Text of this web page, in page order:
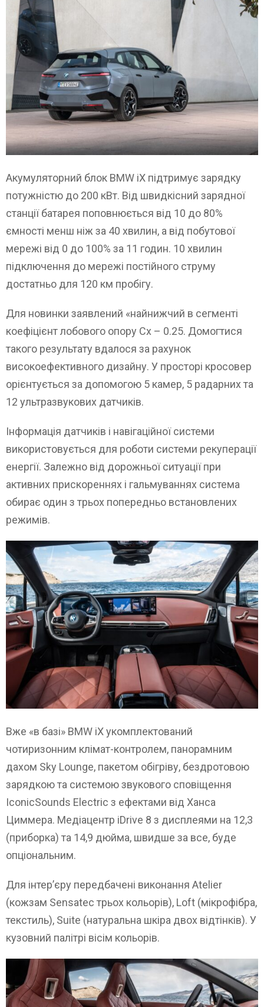
Акумуляторний блок BMW iX підтримує зарядку
потужністю до 200 кВт. Від швидкісний зарядної
станції батарея поповнюється від 10 до 80%
ємності менш ніж за 40 хвилин, а від побутової
мережі від 0 до 100% за 11 годин. 10 хвилин
підключення до мережі постійного струму
достатньо для 120 км пробігу.
Для новинки заявлений «найнижчий в сегменті
коефіцієнт лобового опору Cx – 0.25. Домогтися
такого результату вдалося за рахунок
високоефективного дизайну. У просторі кросовер
орієнтується за допомогою 5 камер, 5 радарних та
12 ультразвукових датчиків.
Інформація датчиків і навігаційної системи
використовується для роботи системи рекуперації
енергії. Залежно від дорожньої ситуації при
активних прискореннях і гальмуваннях система
обирає один з трьох попередньо встановлених
режимів.
Вже «в базі» BMW iX укомплектований
чотиризонним клімат-контролем, панорамним
дахом Sky Lounge, пакетом обігріву, бездротовою
зарядкою та системою звукового сповіщення
IconicSounds Electric з ефектами від Ханса
Циммера. Медіацентр iDrive 8 з дисплеями на 12,3
(приборка) та 14,9 дюйма, швидше за все, буде
опціональним.
Для інтер’єру передбачені виконання Atelier
(кожзам Sensatec трьох кольорів), Loft (мікрофібра,
текстиль), Suite (натуральна шкіра двох відтінків). У
кузовний палітрі вісім кольорів.